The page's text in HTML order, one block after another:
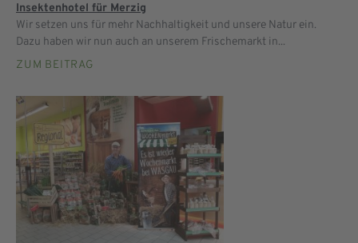
Insektenhotel für Merzig
Wir setzen uns für mehr Nachhaltigkeit und unsere Natur ein.
Dazu haben wir nun auch an unserem Frischemarkt in...
ZUM BEITRAG